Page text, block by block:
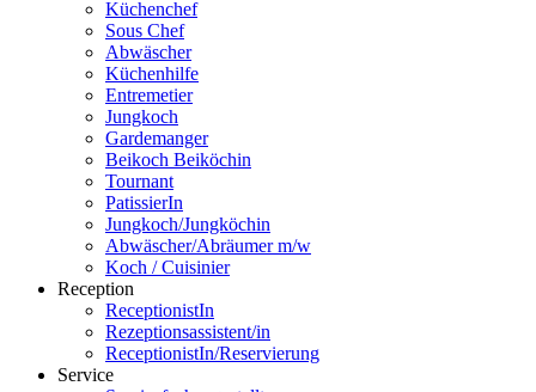
Küchenchef
Sous Chef
Abwäscher
Küchenhilfe
Entremetier
Jungkoch
Gardemanger
Beikoch Beiköchin
Tournant
PatissierIn
Jungkoch/Jungköchin
Abwäscher/Abräumer m/w
Koch / Cuisinier
Reception
ReceptionistIn
Rezeptionsassistent/in
ReceptionistIn/Reservierung
Service